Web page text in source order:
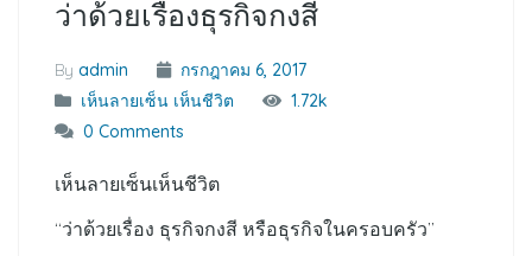
ว่าด้วยเรื่องธุรกิจกงสี
By admin
กรกฎาคม 6, 2017
เห็นลายเซ็น เห็นชีวิต
1.72k
0 Comments
เห็นลายเซ็นเห็นชีวิต
“ว่าด้วยเรื่อง ธุรกิจกงสี หรือธุรกิจในครอบครัว”